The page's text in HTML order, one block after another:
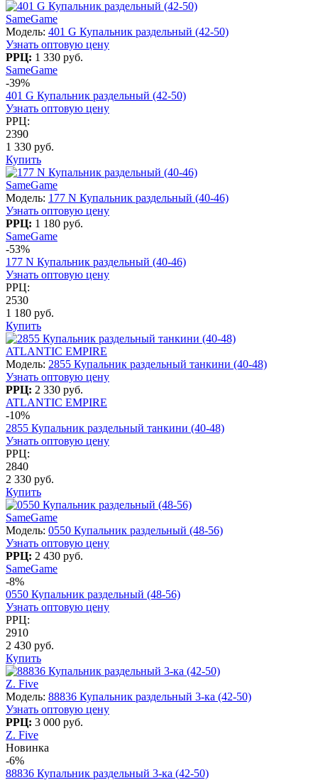
SameGame
Модель: 401 G Купальник раздельный (42-50)
Узнать оптовую цену
РРЦ: 1 330 руб.
SameGame
-39%
401 G Купальник раздельный (42-50)
Узнать оптовую цену
РРЦ:
2390
1 330 руб.
Купить
SameGame
Модель: 177 N Купальник раздельный (40-46)
Узнать оптовую цену
РРЦ: 1 180 руб.
SameGame
-53%
177 N Купальник раздельный (40-46)
Узнать оптовую цену
РРЦ:
2530
1 180 руб.
Купить
ATLANTIC EMPIRE
Модель: 2855 Купальник раздельный танкини (40-48)
Узнать оптовую цену
РРЦ: 2 330 руб.
ATLANTIC EMPIRE
-10%
2855 Купальник раздельный танкини (40-48)
Узнать оптовую цену
РРЦ:
2840
2 330 руб.
Купить
SameGame
Модель: 0550 Купальник раздельный (48-56)
Узнать оптовую цену
РРЦ: 2 430 руб.
SameGame
-8%
0550 Купальник раздельный (48-56)
Узнать оптовую цену
РРЦ:
2910
2 430 руб.
Купить
Z. Five
Модель: 88836 Купальник раздельный 3-ка (42-50)
Узнать оптовую цену
РРЦ: 3 000 руб.
Z. Five
Новинка
-6%
88836 Купальник раздельный 3-ка (42-50)